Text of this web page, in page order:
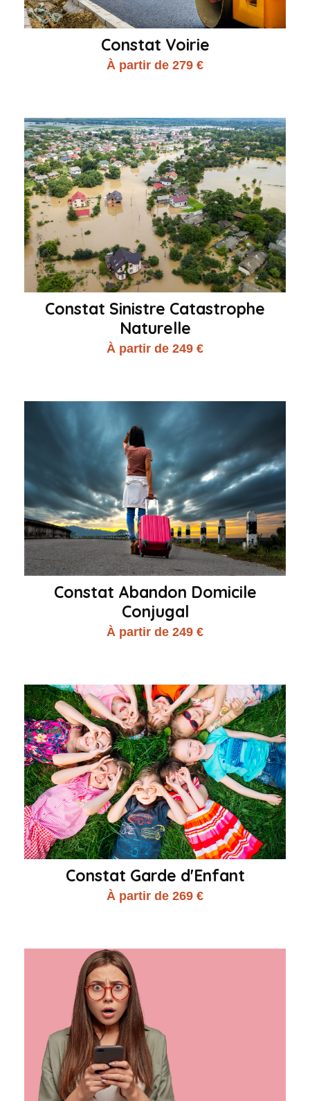
Constat Voirie
À partir de 279 €
Constat Sinistre Catastrophe
Naturelle
À partir de 249 €
Constat Abandon Domicile
Conjugal
À partir de 249 €
Constat Garde d'Enfant
À partir de 269 €